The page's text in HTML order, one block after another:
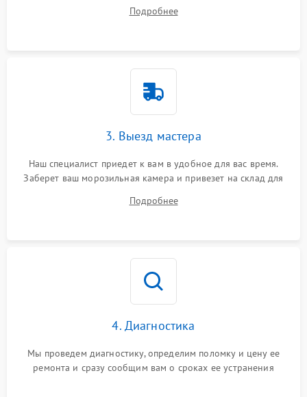
Подробнее
3. Выезд мастера
Наш специалист приедет к вам в удобное для вас время.
Заберет ваш морозильная камера и привезет на склад для
Подробнее
4. Диагностика
Мы проведем диагностику, определим поломку и цену ее
ремонта и сразу сообщим вам о сроках ее устранения